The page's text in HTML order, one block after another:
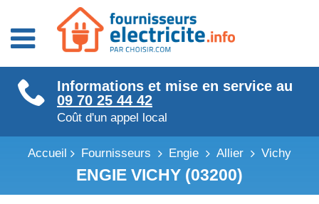
Fournisseurs énergie
Fournisseurs électricité
Fournisseurs gaz
Informations et mise en service au
09 70 25 44 42
Coût d'un appel local
Accueil Fournisseurs Engie Allier Vichy
ENGIE VICHY (03200)